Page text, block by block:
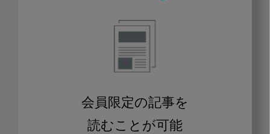
会員限定の記事を
読むことが可能